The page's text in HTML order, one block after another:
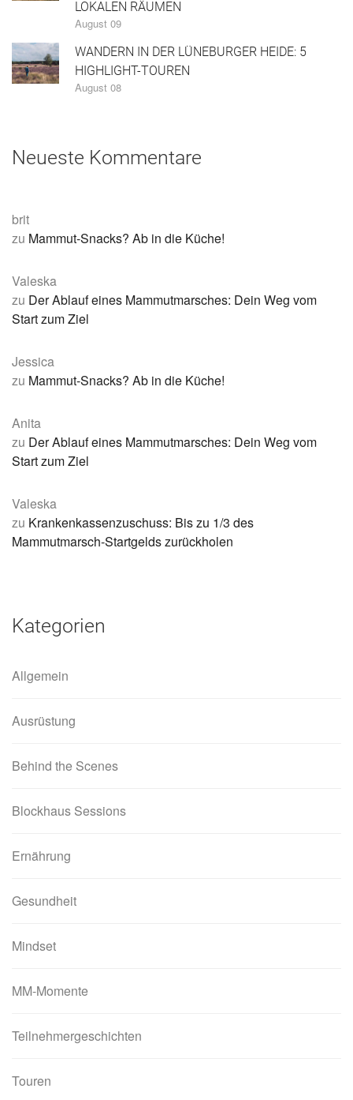
LOKALEN RÄUMEN
August 09
WANDERN IN DER LÜNEBURGER HEIDE: 5
HIGHLIGHT-TOUREN
August 08
Neueste Kommentare
brit
zu Mammut-Snacks? Ab in die Küche!
Valeska
zu Der Ablauf eines Mammutmarsches: Dein Weg vom
Start zum Ziel
Jessica
zu Mammut-Snacks? Ab in die Küche!
Anita
zu Der Ablauf eines Mammutmarsches: Dein Weg vom
Start zum Ziel
Valeska
zu Krankenkassenzuschuss: Bis zu 1/3 des
Mammutmarsch-Startgelds zurückholen
Kategorien
Allgemein
Ausrüstung
Behind the Scenes
Blockhaus Sessions
Ernährung
Gesundheit
Mindset
MM-Momente
Teilnehmergeschichten
Touren